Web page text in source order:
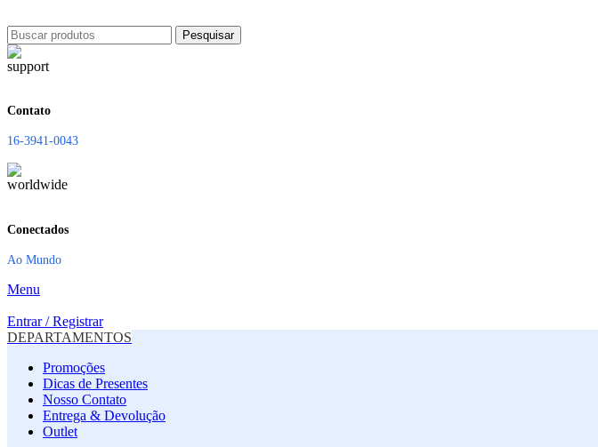
Pesquisar
Contato
16-3941-0043
Conectados
Ao Mundo
Menu
Entrar / Registrar
DEPARTAMENTOS
Promoções
Dicas de Presentes
Nosso Contato
Entrega & Devolução
Outlet